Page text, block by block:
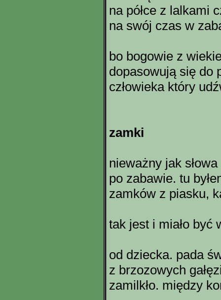
na półce z lalkami
na swój czas w
bo bogowie z
dopasowują się do
człowieka który
zamki
nieważny jak
po zabawie. tu
zamków z piasku,
tak jest i miało być
od dziecka. pada
z brzozowych
zamilkło. między